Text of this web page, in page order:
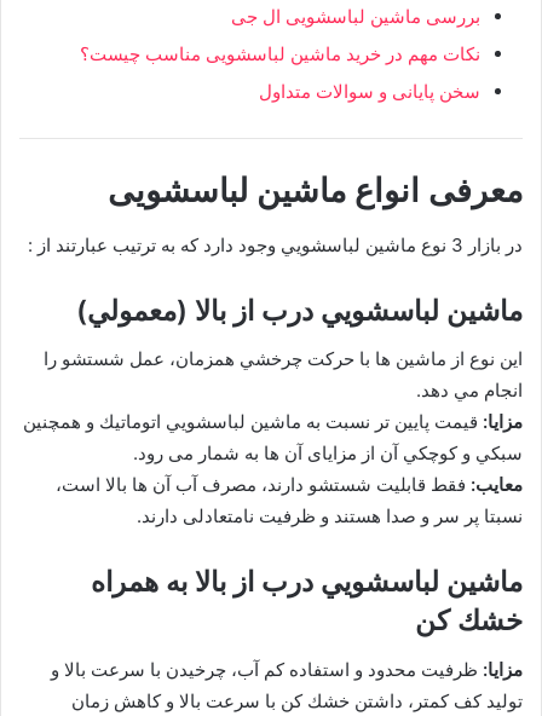
بررسی ماشین لباسشویی ال جی
نکات مهم در خرید ماشین لباسشویی مناسب چیست؟
سخن پایانی و سوالات متداول
معرفی انواع ماشین لباسشویی
در بازار 3 نوع ماشين لباسشويي وجود دارد كه به ترتیب عبارتند از :
ماشين لباسشويي درب از بالا (معمولي)
این نوع از ماشین ها با حركت چرخشي همزمان، عمل شستشو را
انجام مي دهد.
مزايا: قيمت پايين تر نسبت به ماشين لباسشويي اتوماتيك و همچنين
سبكي و كوچكي آن از مزایای آن ها به شمار می رود.
معايب: فقط قابليت شستشو دارند، مصرف آب آن ها بالا است،
نسبتا پر سر و صدا هستند و ظرفيت نامتعادلی دارند.
ماشين لباسشويي درب از بالا به همراه
خشك كن
مزايا: ظرفيت محدود و استفاده كم آب، چرخيدن با سرعت بالا و
توليد كف كمتر، داشتن خشك كن با سرعت بالا و كاهش زمان